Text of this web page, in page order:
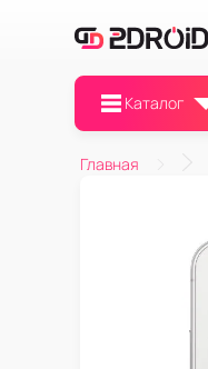
Каталог
Главная